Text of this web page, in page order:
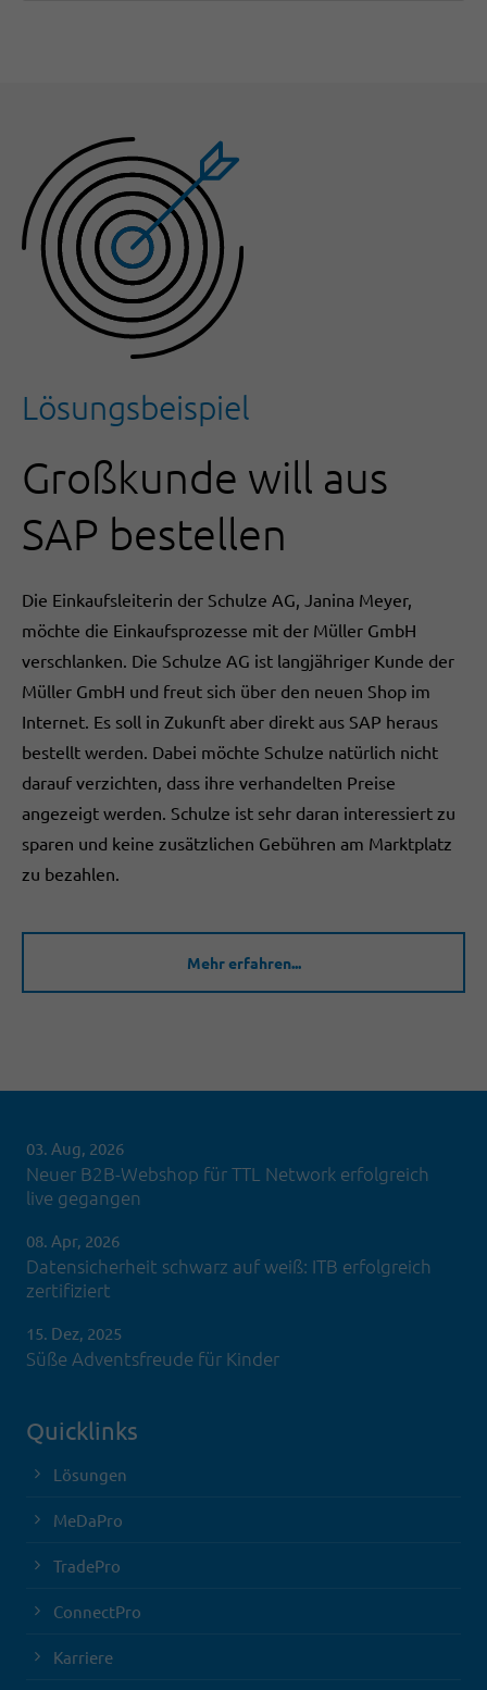
Lösungsbeispiel
Großkunde will aus
SAP bestellen
Die Einkaufsleiterin der Schulze AG, Janina Meyer,
möchte die Einkaufsprozesse mit der Müller GmbH
verschlanken. Die Schulze AG ist langjähriger Kunde der
Müller GmbH und freut sich über den neuen Shop im
Internet. Es soll in Zukunft aber direkt aus SAP heraus
bestellt werden. Dabei möchte Schulze natürlich nicht
darauf verzichten, dass ihre verhandelten Preise
angezeigt werden. Schulze ist sehr daran interessiert zu
sparen und keine zusätzlichen Gebühren am Marktplatz
zu bezahlen.
Mehr erfahren...
03. Aug, 2026
Neuer B2B-Webshop für TTL Network erfolgreich
live gegangen
08. Apr, 2026
Datensicherheit schwarz auf weiß: ITB erfolgreich
zertifiziert
15. Dez, 2025
Süße Adventsfreude für Kinder
Quicklinks
Lösungen
MeDaPro
TradePro
ConnectPro
Karriere